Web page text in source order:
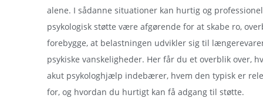
alene. I sådanne situationer kan hurtig og professionel
psykologisk støtte være afgørende for at skabe ro,
forebygge, at belastningen udvikler sig til
psykiske vanskeligheder. Her får du et overblik over,
akut psykologhjælp indebærer, hvem den typisk er
for, og hvordan du hurtigt kan få adgang til støtte.